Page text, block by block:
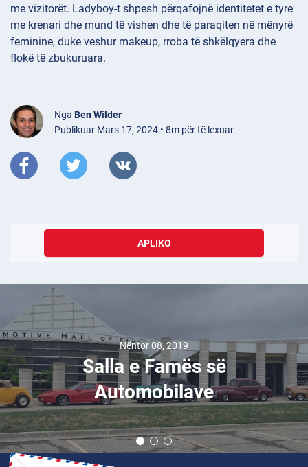
me vizitorët. Ladyboy-t shpesh përqafojnë identitetet e tyre
me krenari dhe mund të vishen dhe të paraqiten në mënyrë
feminine, duke veshur makeup, rroba të shkëlqyera dhe
flokë të zbukuruara.
Nga Ben Wilder
Publikuar Mars 17, 2024 • 8m për të lexuar
APLIKO
Nëntor 08, 2019
Salla e Famës së
Automobilave